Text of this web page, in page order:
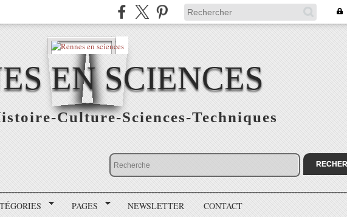
EN SCIENCES
Culture-Sciences-Techniques
PAGES NEWSLETTER CONTACT